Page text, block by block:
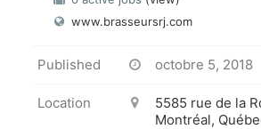
www.brasseursrj.com
Published octobre 5, 2018
Location
5585 rue de la
Montréal,